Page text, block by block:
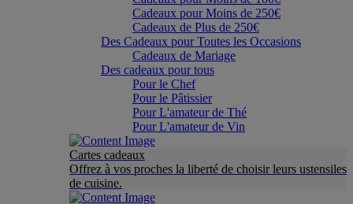
Cadeaux pour Moins de 250€
Cadeaux de Plus de 250€
Des Cadeaux pour Toutes les Occasions
Cadeaux de Mariage
Des cadeaux pour tous
Pour le Chef
Pour le Pâtissier
Pour L'amateur de Thé
Pour L'amateur de Vin
Cartes cadeaux
Offrez à vos proches la liberté de choisir leurs ustensiles
de cuisine.